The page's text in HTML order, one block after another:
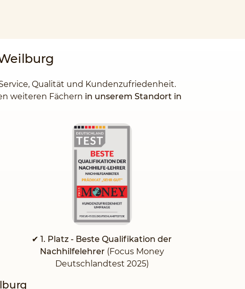
Qualität und Kundenzufriedenheit.
weiteren Fächern in unserem Standort in
✔ 1. Platz - Beste Qualifikation der
Nachhilfelehrer (Focus Money
Deutschlandtest 2025)